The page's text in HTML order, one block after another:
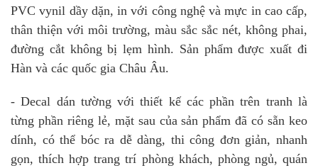
PVC vynil dầy dặn, in với công nghệ và mực in cao cấp,
thân thiện với môi trường, màu sắc sắc nét, không phai,
đường cắt không bị lẹm hình. Sản phẩm được xuất đi
Hàn và các quốc gia Châu Âu.
- Decal dán tường với thiết kế các phần trên tranh là
từng phần riêng lẻ, mặt sau của sản phẩm đã có sẵn keo
dính, có thể bóc ra dễ dàng, thi công đơn giản, nhanh
gọn, thích hợp trang trí phòng khách, phòng ngủ, quán